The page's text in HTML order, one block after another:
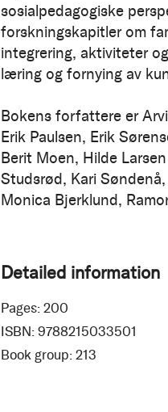
sosialpedagogiske
forskningskapitler om
integrering, aktiviteter
læring og fornying av
Bokens forfattere er
Erik Paulsen, Erik
Berit Moen, Hilde
Studsrød, Kari
Monica Bjerklund,
Detailed information
Pages: 200
ISBN: 9788215033501
Book group: 213